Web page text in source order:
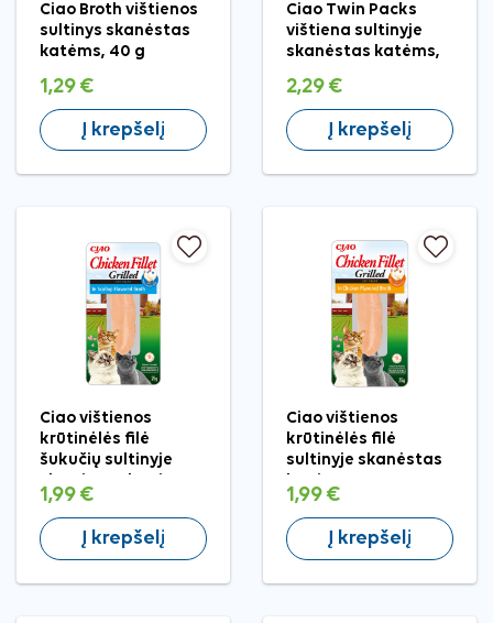
Ciao Broth vištienos
sultinys skanėstas
katėms, 40 g
1,29 €
Į krepšelį
Ciao Twin Packs
vištiena sultinyje
skanėstas katėms,
2,29 €
Į krepšelį
Ciao vištienos
krūtinėlės filė
šukučių sultinyje
25 g
1,99 €
Į krepšelį
Ciao vištienos
krūtinėlės filė
sultinyje skanėstas
1,99 €
Į krepšelį